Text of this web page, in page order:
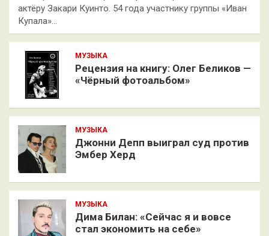
актёру Закари Куинто. 54 года участнику группы «Иван
Купала»…
МУЗЫКА
Рецензия на книгу: Олег Беликов —
«Чёрный фотоальбом»
МУЗЫКА
Джонни Депп выиграл суд против
Эмбер Херд
МУЗЫКА
Дима Билан: «Сейчас я и вовсе
стал экономить на себе»